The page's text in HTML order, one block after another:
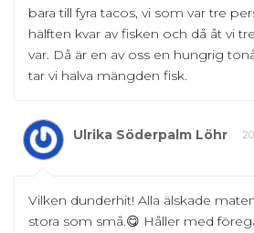
bara till fyra tacos, vi som var tre
hälften kvar av fisken och då åt vi
var. Då är en av oss en hungrig
tar vi halva mängden fisk.
Ulrika Söderpalm Löhr
Vilken dunderhit! Alla älskade
stora som små.😋 Håller med